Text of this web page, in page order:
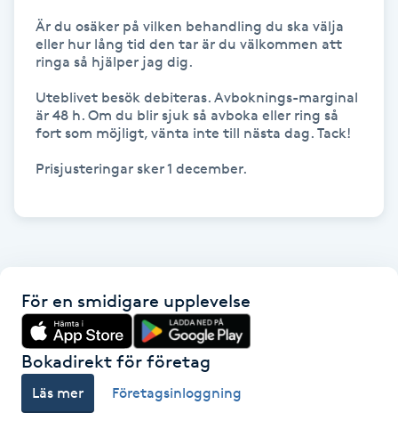
IR-massage
Japansk massage
Kemisk peeling
Keratinbehandling
Kinesiologi
Är du osäker på vilken behandling du ska välja
eller hur lång tid den tar är du välkommen att
ringa så hjälper jag dig.
Uteblivet besök debiteras. Avboknings-marginal
är 48 h. Om du blir sjuk så avboka eller ring så
fort som möjligt, vänta inte till nästa dag. Tack!
Prisjusteringar sker 1 december.
För en smidigare upplevelse
Bokadirekt för företag
Läs mer Företagsinloggning